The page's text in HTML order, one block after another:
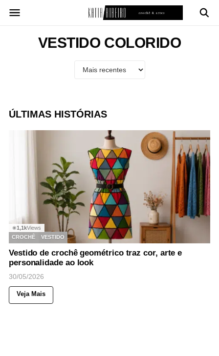
para
VESTIDO COLORIDO
ÚLTIMAS HISTÓRIAS
◉1,1kViews
CROCHÊ
VESTIDO
Vestido de crochê geométrico traz cor, arte e
personalidade ao look
30/05/2026
Veja Mais